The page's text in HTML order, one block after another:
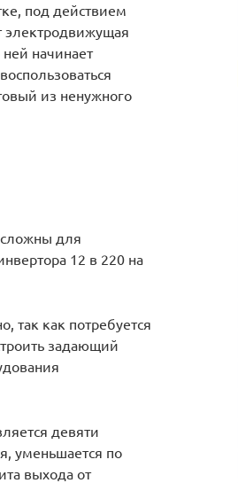
под действием
электродвижущая
начинает
из ненужного
для
12 в 220 на
так как потребуется
задающий
девяти
уменьшается по
выхода от